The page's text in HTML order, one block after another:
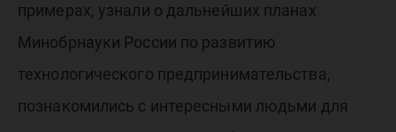
примерах, узнали о дальнейших планах
Минобрнауки России по развитию
технологического предпринимательства,
познакомились с интересными людьми для